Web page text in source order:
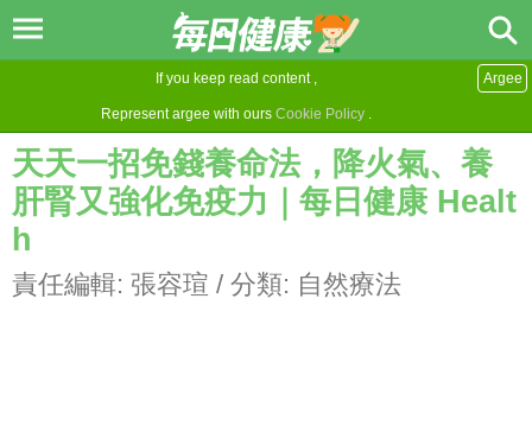
If you keep read content ,
Represent argee with ours Cookie Policy .
Argee
天天一招免錢養命法，降火氣、養
肝腎又強化免疫力｜每日健康 Healt
h
責任編輯: 張容瑄 / 分類: 自然療法